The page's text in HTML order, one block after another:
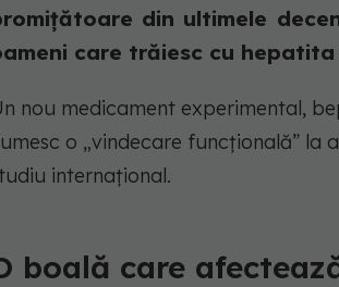
din ultimele
care trăiesc cu hepatita
nou medicament experimental,
o „vindecare funcțională”
internațional.
boală care